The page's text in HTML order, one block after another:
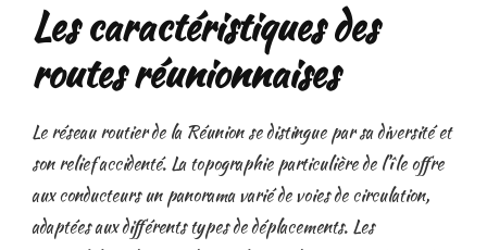
Les caractéristiques des
routes réunionnaises
Le réseau routier de la Réunion se distingue par sa diversité et
son relief accidenté. La topographie particulière de l’île offre
aux conducteurs un panorama varié de voies de circulation,
adaptées aux différents types de déplacements. Les